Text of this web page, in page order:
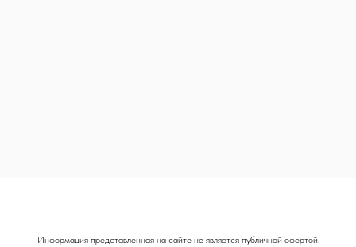
Информация представленная на сайте не является публичной офертой.